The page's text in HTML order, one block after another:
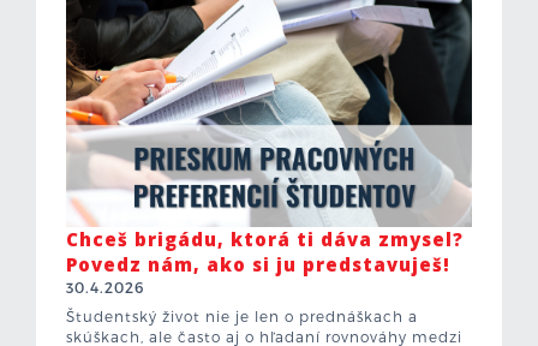
Chceš brigádu, ktorá ti dáva zmysel?
Povedz nám, ako si ju predstavuješ!
30.4.2026
Študentský život nie je len o prednáškach a
skúškach, ale často aj o hľadaní rovnováhy medzi